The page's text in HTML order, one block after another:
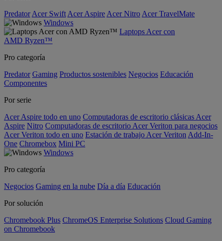
Predator Acer Swift Acer Aspire Acer Nitro Acer TravelMate
Windows
Laptops Acer con
AMD Ryzen™
Pro categoría
Predator Gaming Productos sostenibles Negocios Educación
Componentes
Por serie
Acer Aspire todo en uno Computadoras de escritorio clásicas Acer
Aspire Nitro Computadoras de escritorio Acer Veriton para negocios
Acer Veriton todo en uno Estación de trabajo Acer Veriton Add-In-
One Chromebox Mini PC
Windows
Pro categoría
Negocios Gaming en la nube Día a día Educación
Por solución
Chromebook Plus ChromeOS Enterprise Solutions Cloud Gaming
on Chromebook